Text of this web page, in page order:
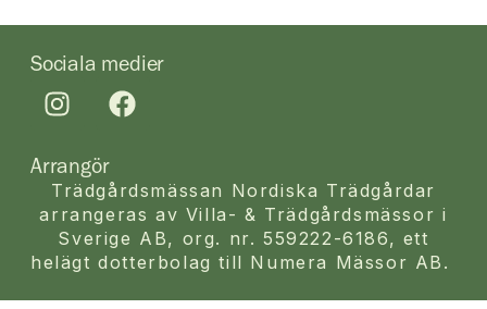
Sociala medier
Arrangör
Trädgårdsmässan Nordiska Trädgårdar
arrangeras av Villa- & Trädgårdsmässor i
Sverige AB, org. nr. 559222-6186, ett
helägt dotterbolag till Numera Mässor AB.